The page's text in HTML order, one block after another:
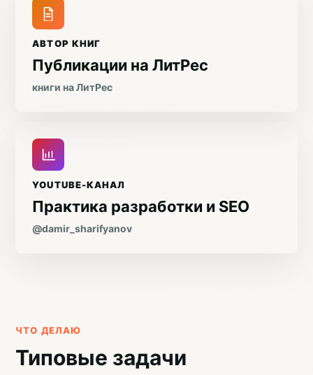
АВТОР КНИГ
Публикации на ЛитРес
книги на ЛитРес
YOUTUBE-КАНАЛ
Практика разработки и SEO
@damir_sharifyanov
ЧТО ДЕЛАЮ
Типовые задачи